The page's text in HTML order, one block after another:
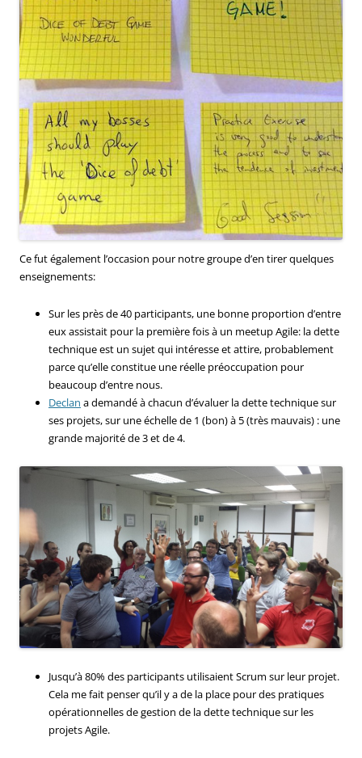
Ce fut également l’occasion pour notre groupe d’en tirer quelques
enseignements:
Sur les près de 40 participants, une bonne proportion d’entre
eux assistait pour la première fois à un meetup Agile: la dette
technique est un sujet qui intéresse et attire, probablement
parce qu’elle constitue une réelle préoccupation pour
beaucoup d’entre nous.
Declan a demandé à chacun d’évaluer la dette technique sur
ses projets, sur une échelle de 1 (bon) à 5 (très mauvais) : une
grande majorité de 3 et de 4.
Jusqu’à 80% des participants utilisaient Scrum sur leur projet.
Cela me fait penser qu’il y a de la place pour des pratiques
opérationnelles de gestion de la dette technique sur les
projets Agile.